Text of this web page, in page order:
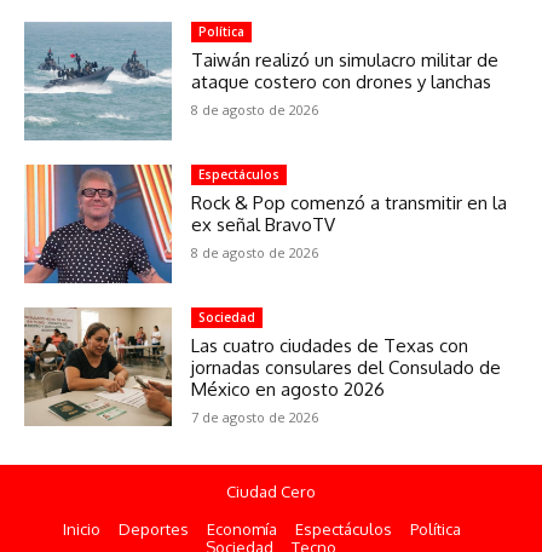
Política
Taiwán realizó un simulacro militar de
ataque costero con drones y lanchas
8 de agosto de 2026
Espectáculos
Rock & Pop comenzó a transmitir en la
ex señal BravoTV
8 de agosto de 2026
Sociedad
Las cuatro ciudades de Texas con
jornadas consulares del Consulado de
México en agosto 2026
7 de agosto de 2026
Ciudad Cero
Inicio
Deportes Economía Espectáculos
Política
Sociedad
Tecno